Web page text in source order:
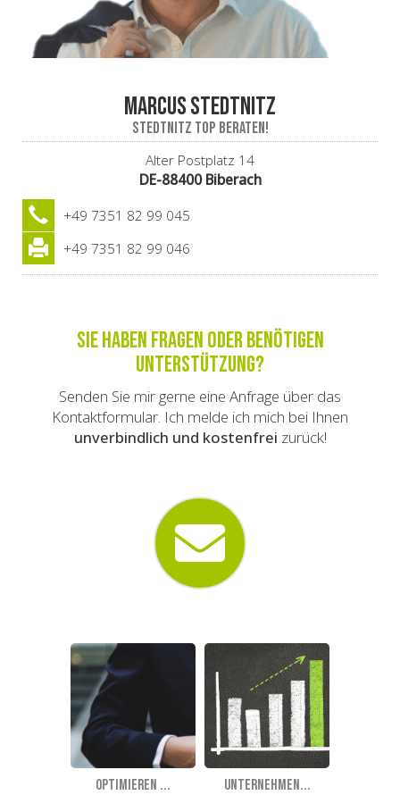
Marcus Stedtnitz
stedtnITz top beraten!
Alter Postplatz 14
DE-88400 Biberach
+49 7351 82 99 045
+49 7351 82 99 046
Sie haben Fragen oder benötigen
Unterstützung?
Senden Sie mir gerne eine Anfrage über das
Kontaktformular. Ich melde ich mich bei Ihnen
unverbindlich und kostenfrei zurück!
Optimieren ... Unternehmen...